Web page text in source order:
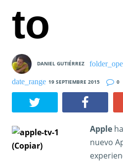
to
DANIEL GUTIÉRREZ
19 SEPTIEMBRE 2015 0
Apple
nuevo